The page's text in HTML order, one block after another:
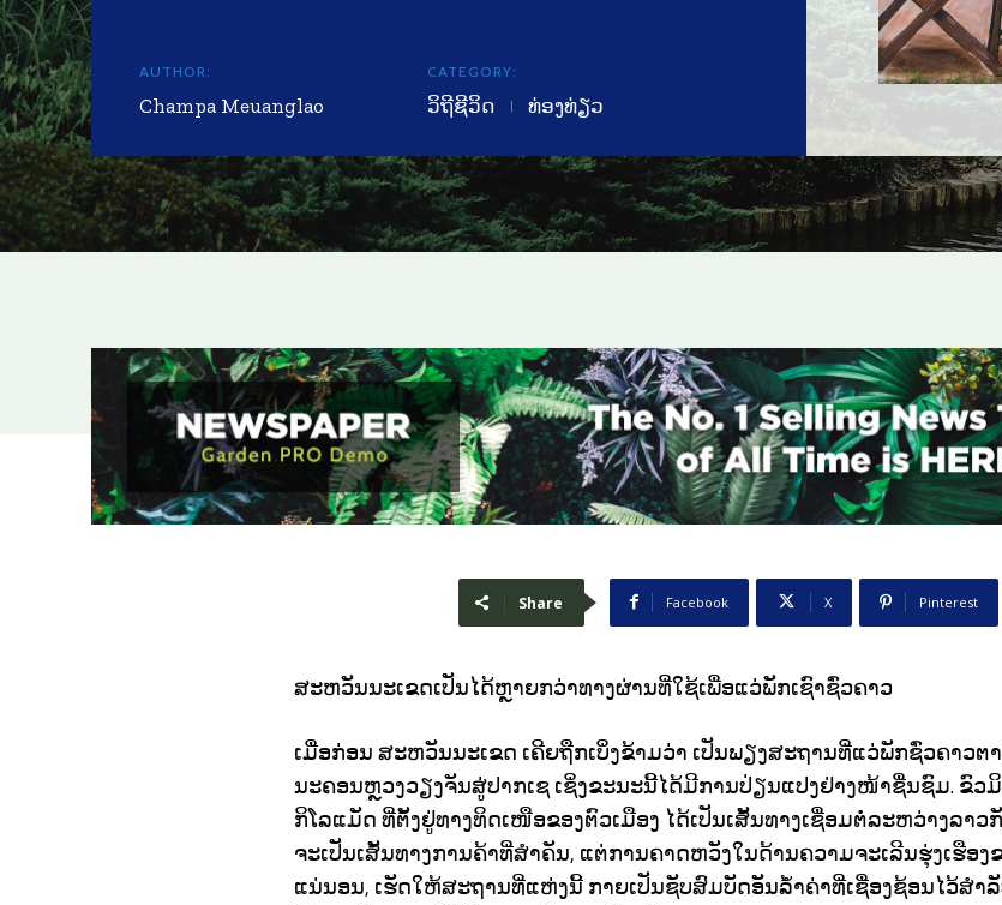
AUTHOR:
Champa Meuanglao
CATEGORY:
ວິຖີຊີວິດ ທ່ອງທ່ຽວ
Share Facebook X Pinterest
ສະຫວັນນະເຂດເປັນໄດ້ຫຼາຍກວ່າທາງຜ່ານທີ່ໃຊ້ເພື່ອແວ່ພັກເຊົາຊົ່ວຄາວ
ເມື່ອກ່ອນ ສະຫວັນນະເຂດ ເຄີຍຖືກເບິ່ງຂ້າມວ່າ ເປັນພຽງສະຖານທີ່ແວ່ພັກຊົ່ວຄາວ
ນະຄອນຫຼວງວຽງຈັນສູ່ປາກເຊ ເຊິ່ງຂະນະນີ້ໄດ້ມີການປ່ຽນແປງຢ່າງໜ້າຊື່ນຊົມ. ຂົວ
ກິໂລແມັດ ທີ່ຕັ້ງຢູ່ທາງທິດເໜືອຂອງຕົວເມືອງ ໄດ້ເປັນເສັ້ນທາງເຊື່ອມຕໍ່ລະຫວ່າງລາວ
ຈະເປັນເສັ້ນທາງການຄ້າທີ່ສໍາຄັນ, ແຕ່ການຄາດຫວັງໃນດ້ານຄວາມຈະເລີນຮຸ່ງເຮືອ
ແນ່ນອນ, ເຮັດໃຫ້ສະຖານທີ່ແຫ່ງນີ້ ກາຍເປັນຊັບສົມບັດອັນລໍ້າຄ່າທີ່ເຊື່ອງຊ້ອນໄວ້ສໍາ